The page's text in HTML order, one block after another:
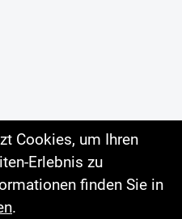
Cookies, um Ihren
Erlebnis zu
finden Sie in
.